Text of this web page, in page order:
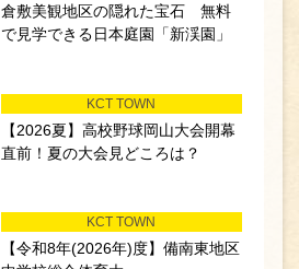
倉敷美観地区の隠れた宝石 無料
で見学できる日本庭園「新渓園」
KCT TOWN
【2026夏】高校野球岡山大会開幕
直前！夏の大会見どころは？
KCT TOWN
【令和8年(2026年)度】備南東地区